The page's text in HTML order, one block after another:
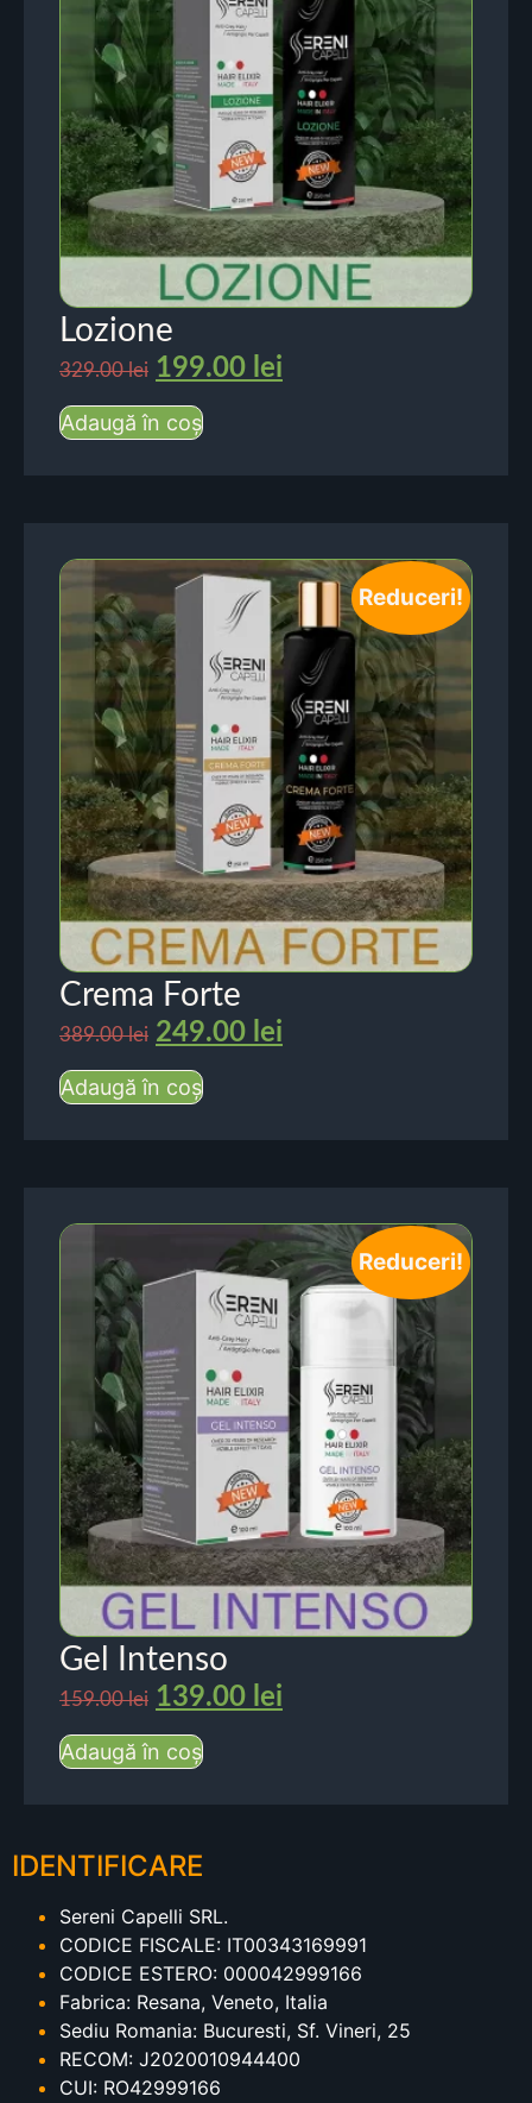
Lozione
329.00lei 199.00 lei
Adaugă în coș
Reduceri!
Crema Forte
389.00lei 249.00 lei
Adaugă în coș
Reduceri!
Gel Intenso
159.00lei 139.00 lei
Adaugă în coș
IDENTIFICARE
Sereni Capelli SRL.
CODICE FISCALE: IT00343169991
CODICE ESTERO: 000042999166
Fabrica: Resana, Veneto, Italia
Sediu Romania: Bucuresti, Sf. Vineri, 25
RECOM: J2020010944400
CUI: RO42999166